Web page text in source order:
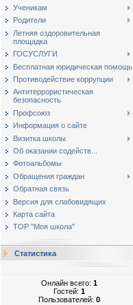
Ученикам
Родители
Летняя оздоровительная
площадка
ГОСУСЛУГИ
Бесплатная юридическая помощь
Противодействие коррупции
Антитеррористическая
безопасность
Профсоюз
Информация о сайте
Визитка школы
Об оказании содейств...
Фотоальбомы
Обращения граждан
Обратная связь
Версия для слабовидящих
Карта сайта
ТОР "Моя школа"
Статистика
Онлайн всего: 1
Гостей: 1
Пользователей: 0